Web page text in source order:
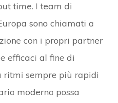
time. I team di
sono chiamati a
con i propri partner
efficaci al fine di
ritmi sempre più rapidi
moderno possa